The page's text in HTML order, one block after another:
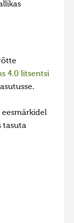
4.0 litsentsi
tasuta